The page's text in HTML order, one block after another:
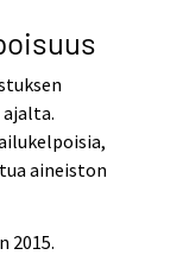
ajalta.
aineiston
2015.